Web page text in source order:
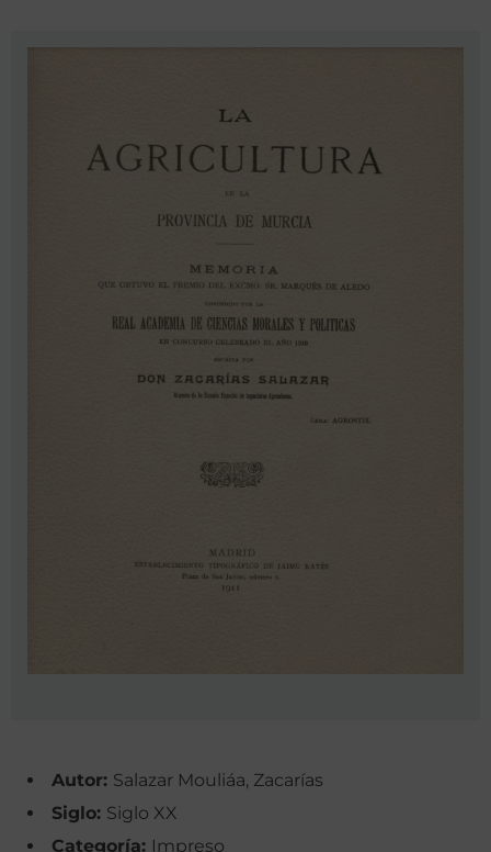
Autor: Salazar Mouliáa, Zacarías
Siglo: Siglo XX
Categoría: Impreso